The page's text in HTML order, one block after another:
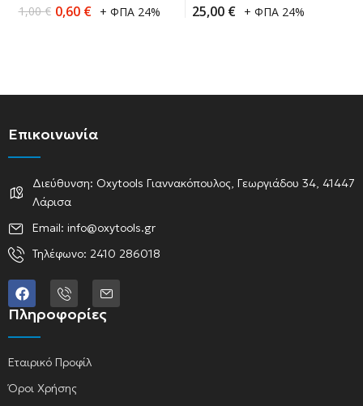
1,00€ 0,60 € + ΦΠΑ 24%
Sherman
25,00 € + ΦΠΑ 24%
Επικοινωνία
Διεύθυνση: Oxytools Γιαννακόπουλος, Γεωργιάδου 34, 41447
Λάρισα
Email: info@oxytools.gr
Τηλέφωνο: 2410 286018
Πληροφορίες
Εταιρικό Προφίλ
Όροι Χρήσης